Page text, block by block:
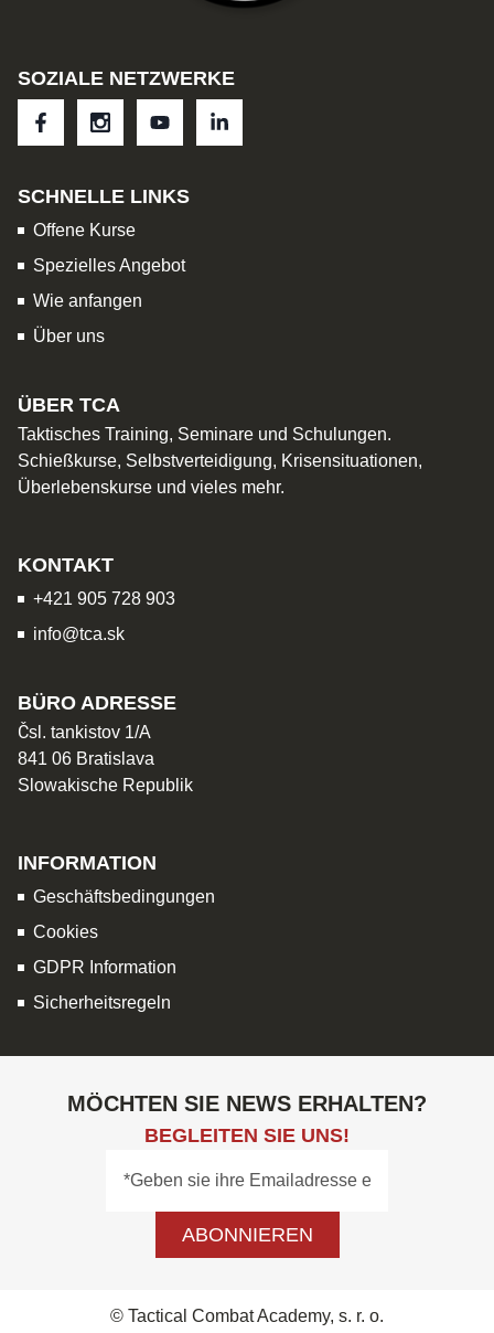
SOZIALE NETZWERKE
SCHNELLE LINKS
Offene Kurse
Spezielles Angebot
Wie anfangen
Über uns
ÜBER TCA
Taktisches Training, Seminare und Schulungen.
Schießkurse, Selbstverteidigung, Krisensituationen,
Überlebenskurse und vieles mehr.
KONTAKT
+421 905 728 903
info@tca.sk
BÜRO ADRESSE
Čsl. tankistov 1/A
841 06 Bratislava
Slowakische Republik
INFORMATION
Geschäftsbedingungen
Cookies
GDPR Information
Sicherheitsregeln
MÖCHTEN SIE NEWS ERHALTEN?
BEGLEITEN SIE UNS!
ABONNIEREN
© Tactical Combat Academy, s. r. o.